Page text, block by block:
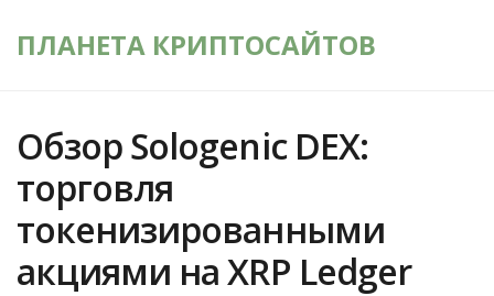
ПЛАНЕТА КРИПТОСАЙТОВ
Обзор Sologenic DEX:
торговля
токенизированными
акциями на XRP Ledger